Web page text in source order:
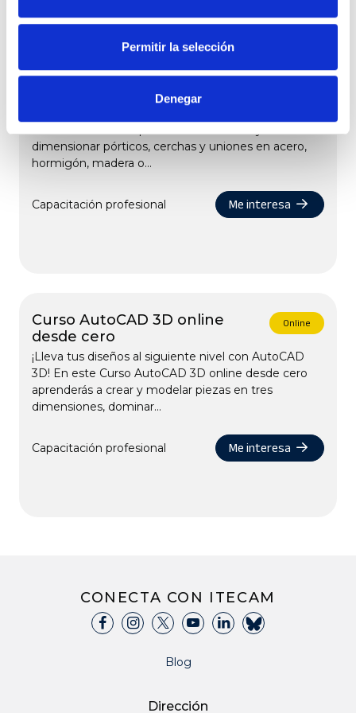
Permitir la selección
Denegar
generador de pórticos y Cype
dimensionar pórticos, cerchas y uniones en acero,
hormigón, madera o...
Capacitación profesional Me interesa
Curso AutoCAD 3D online
desde cero
Online
¡Lleva tus diseños al siguiente nivel con AutoCAD
3D! En este Curso AutoCAD 3D online desde cero
aprenderás a crear y modelar piezas en tres
dimensiones, dominar...
Capacitación profesional Me interesa
CONECTA CON ITECAM
Blog
Dirección